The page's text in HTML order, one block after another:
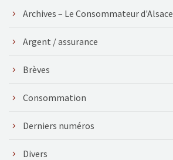
Archives – Le Consommateur d'Alsace
Argent / assurance
Brèves
Consommation
Derniers numéros
Divers